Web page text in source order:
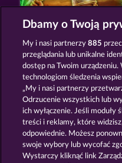
ROMAN LEGION XTREME
MALLORCA WILDS
Dbamy o Twoją
My i nasi partnerzy885
przeglądania lub unikalne
dostęp na Twoim
technologiom śledzenia
„My i nasi partnerzy
Odrzucenie wszystkich lub
ich wyłączenie. Jeśli moduły
treści i reklamy, które
odpowiednie. Możesz
swoje wybory lub wycofać
Wystarczy kliknąć link